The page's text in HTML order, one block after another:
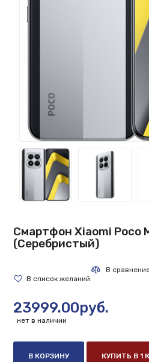
Смартфон Xiaomi Poco
(Серебристый)
23999.00руб.
нет в наличии
В КОРЗИНУ КУПИТЬ В 1